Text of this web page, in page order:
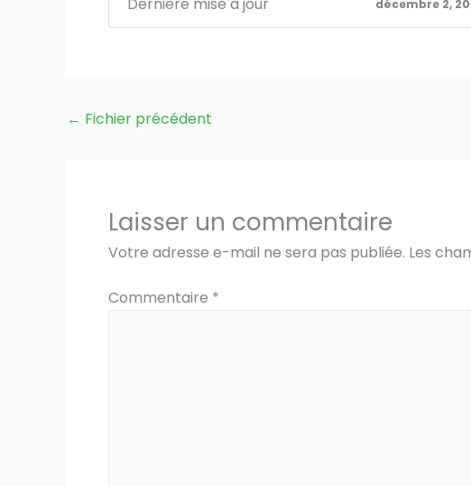
décembre 2,
← Fichier précédent
Laisser un commentaire
Votre adresse e-mail ne sera pas publiée. Les
Commentaire *